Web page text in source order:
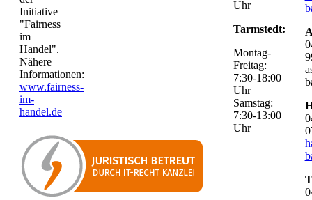
Initiative
"Fairness
im
Handel".
Nähere
Informationen:
www.fairness-
im-
handel.de
Uhr
Tarmstedt:
Montag-
Freitag:
7:30-18:00
Uhr
Samstag:
7:30-13:00
Uhr